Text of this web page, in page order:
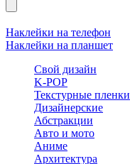
Наклейки на телефон
Наклейки на планшет
Свой дизайн
K-POP
Текстурные пленки
Дизайнерские
Абстракции
Авто и мото
Аниме
Архитектура